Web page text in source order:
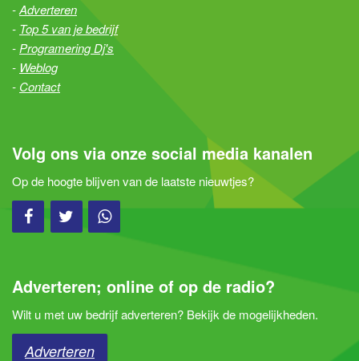
Adverteren
Top 5 van je bedrijf
Programering Dj's
Weblog
Contact
Volg ons via onze social media kanalen
Op de hoogte blijven van de laatste nieuwtjes?
Adverteren; online of op de radio?
Wilt u met uw bedrijf adverteren? Bekijk de mogelijkheden.
Adverteren